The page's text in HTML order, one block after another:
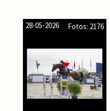
28-05-2026 Fotos: 2176